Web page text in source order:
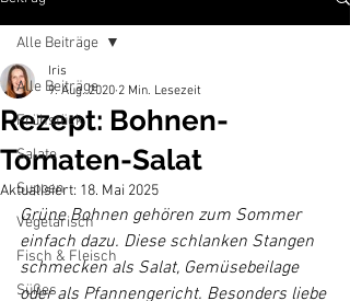
Alle Beiträge
Frühstück
Salate
Suppen
Vegetarisch
Fisch & Fleisch
Süßes
Alle Beiträge
Rezept: Bohnen-
Tomaten-Salat
Iris
9. Aug. 2020 2 Min. Lesezeit
Aktualisiert: 18. Mai 2025
Grüne Bohnen gehören zum Sommer
einfach dazu. Diese schlanken Stangen
schmecken als Salat, Gemüsebeilage
oder als Pfannengericht. Besonders liebe